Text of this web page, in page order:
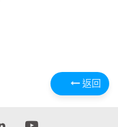
返回